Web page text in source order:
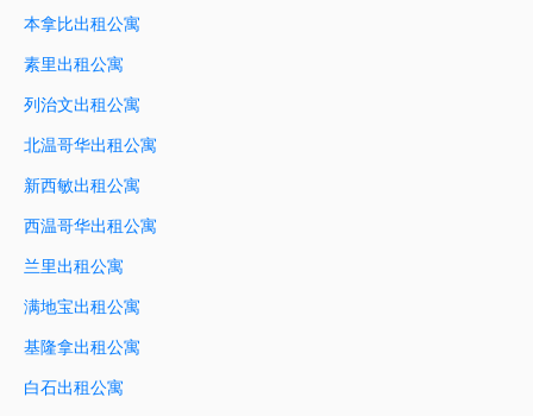
本拿比出租公寓
素里出租公寓
列治文出租公寓
北温哥华出租公寓
新西敏出租公寓
西温哥华出租公寓
兰里出租公寓
满地宝出租公寓
基隆拿出租公寓
白石出租公寓